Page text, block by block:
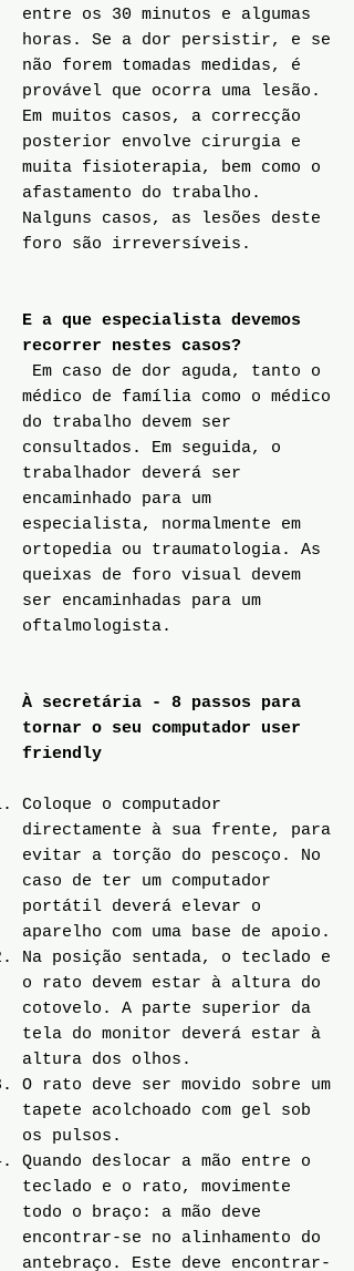
entre os 30 minutos e algumas
horas. Se a dor persistir, e se
não forem tomadas medidas, é
provável que ocorra uma lesão.
Em muitos casos, a correcção
posterior envolve cirurgia e
muita fisioterapia, bem como o
afastamento do trabalho.
Nalguns casos, as lesões deste
foro são irreversíveis.
E a que especialista devemos
recorrer nestes casos?
Em caso de dor aguda, tanto o
médico de família como o médico
do trabalho devem ser
consultados. Em seguida, o
trabalhador deverá ser
encaminhado para um
especialista, normalmente em
ortopedia ou traumatologia. As
queixas de foro visual devem
ser encaminhadas para um
oftalmologista.
À secretária - 8 passos para
tornar o seu computador user
friendly
Coloque o computador
directamente à sua frente, para
evitar a torção do pescoço. No
caso de ter um computador
portátil deverá elevar o
aparelho com uma base de apoio.
Na posição sentada, o teclado e
o rato devem estar à altura do
cotovelo. A parte superior da
tela do monitor deverá estar à
altura dos olhos.
O rato deve ser movido sobre um
tapete acolchoado com gel sob
os pulsos.
Quando deslocar a mão entre o
teclado e o rato, movimente
todo o braço: a mão deve
encontrar-se no alinhamento do
antebraço. Este deve encontrar-